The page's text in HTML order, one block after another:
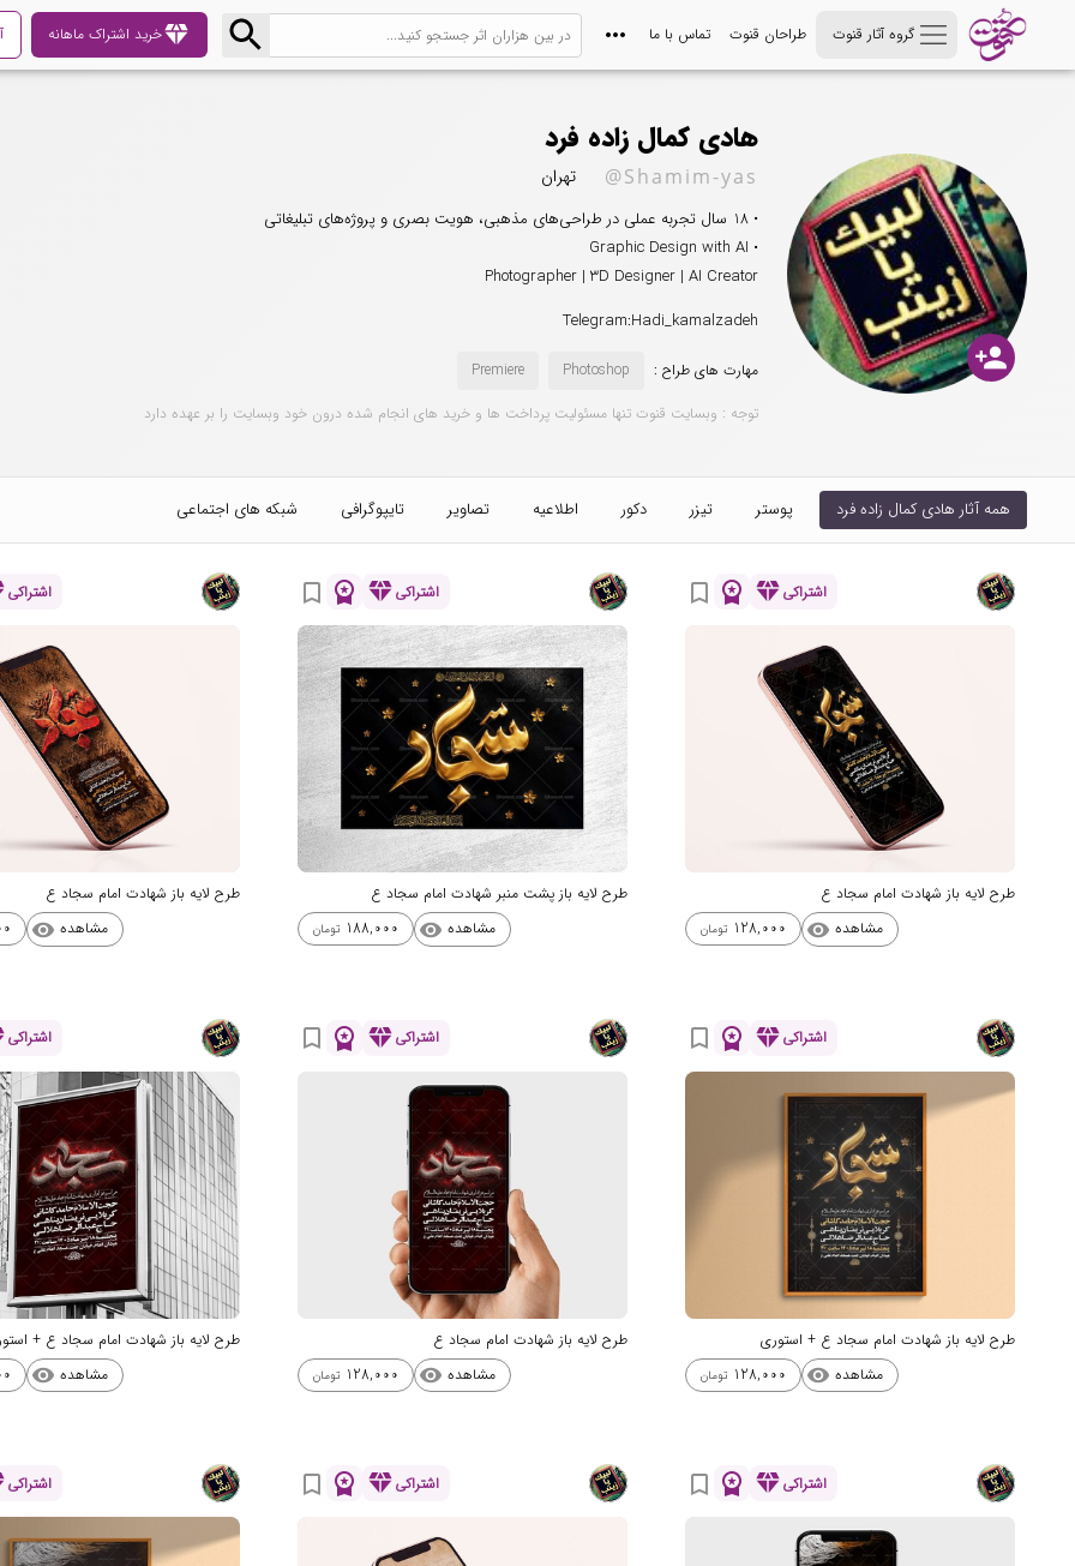
گروه آثار قنوت طراحان قنوت تماس با ما diamondخرید اشتراک ماهانه
person_add
هادی کمال زاده فرد
@Shamim-yas تهران
• 18 سال تجربه عملی در طراحی‌های مذهبی، هویت بصری و پروژه‌های تبلیغاتی
• Graphic Design with AI
Photographer | 3D Designer | AI Creator
Telegram:Hadi_kamalzadeh
مهارت های طراح : Photoshop
Premiere
توجه : وبسایت قنوت تنها مسئولیت پرداخت ها و خرید های انجام شده درون خود وبسایت را بر عهده دارد
همه آثار هادی کمال زاده فرد پوستر تیزر دکور اطلاعیه تصاویر تایپوگرافی شبکه های اجتماعی
اشتراکیdiamond
workspace_premium
bookmark_border
طرح لایه باز شهادت امام سجاد ع
مشاهده visibility
128,000 تومان
اشتراکیdiamond
workspace_premium
bookmark_border
طرح لایه باز پشت منبر شهادت امام سجاد ع
مشاهده visibility
188,000 تومان
اشتراکی
طرح لایه باز شهادت امام سجاد ع
مشاهده visibility
اشتراکیdiamond
workspace_premium
bookmark_border
طرح لایه باز شهادت امام سجاد ع + استوری
مشاهده visibility
128,000 تومان
اشتراکیdiamond
workspace_premium
bookmark_border
طرح لایه باز شهادت امام سجاد ع
مشاهده visibility
128,000 تومان
اشتراکی
طرح لایه باز شهادت امام سجاد ع +
مشاهده visibility
اشتراکیdiamond
workspace_premium
bookmark_border اشتراکیdiamond
workspace_premium
bookmark_border اشتراکی